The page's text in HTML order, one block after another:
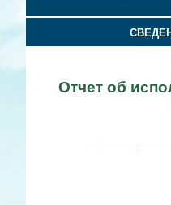
Отчет об